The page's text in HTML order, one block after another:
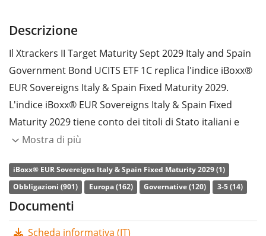
Descrizione
Il Xtrackers II Target Maturity Sept 2029 Italy and Spain
Government Bond UCITS ETF 1C replica l'indice iBoxx®
EUR Sovereigns Italy & Spain Fixed Maturity 2029.
L'indice iBoxx® EUR Sovereigns Italy & Spain Fixed
Maturity 2029 tiene conto dei titoli di Stato italiani e
spagnoli. L'indice non riflette una gamma di scadenze
indici obbligazionari). Al contrario, sono incluse
nell'indice solo le obbligazioni con scadenza compresa
tra il 1° ottobre 2028 e il 30 settembre 2029. Rating:
Investment Grade. Scadenza: 30 settembre 2029 (l'ETF
Mostra di più
iBoxx® EUR Sovereigns Italy & Spain Fixed Maturity 2029 (1)
Obbligazioni (901)
Europa (162) Governative (120) 3-5 (14)
Documenti
Scheda informativa (IT)